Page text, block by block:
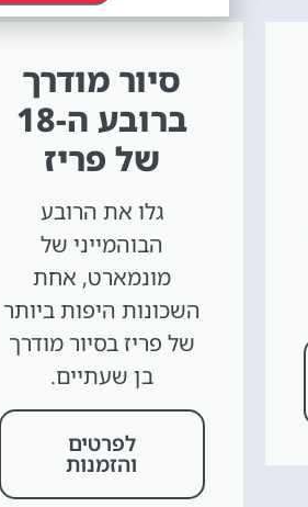
סיור מודרך
ברובע ה-18
של פריז
גלו את הרובע
הבוהמייני של
מונמארט, אחת
השכונות היפות ביותר
של פריז בסיור מודרך
בן שעתיים.
לפרטים
והזמנות